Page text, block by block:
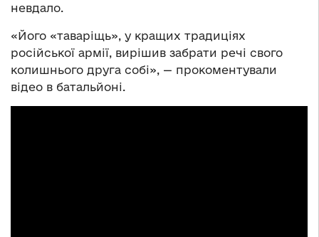
невдало.
«Його «таваріщь», у кращих традиціях
російської армії, вирішив забрати речі свого
колишнього друга собі», — прокоментували
відео в батальйоні.